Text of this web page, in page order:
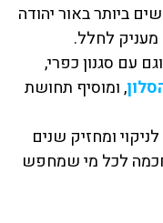
ביותר באור יהודה
לחלל.
עם סגנון כפרי,
, ומוסיף תחושת
ומחזיק שנים
לכל מי שמחפש